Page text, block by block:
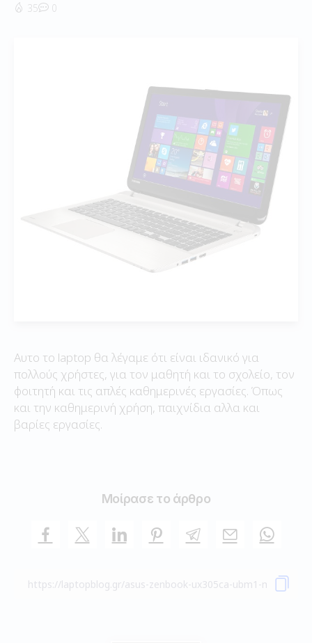
35
0
Αυτο το laptop θα λέγαμε ότι είναι ιδανικό για
πολλούς χρήστες, για τον μαθητή και το σχολείο, τον
φοιτητή και τις απλές καθημερινές εργασίες. Όπως
και την καθημερινή χρήση, παιχνίδια αλλα και
βαρίες εργασίες.
Μοίρασε το άρθρο